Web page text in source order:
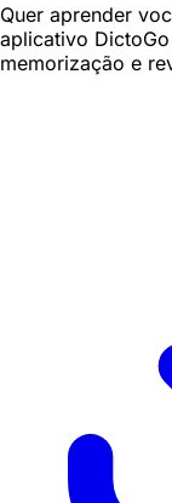
Quer aprender
aplicativo
memorização e